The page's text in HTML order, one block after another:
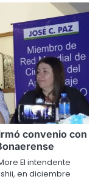
convenio con
El intendente
en diciembre